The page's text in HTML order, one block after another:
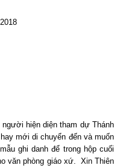
hiện diện tham dự Thánh
mới di chuyển đến và muốn
ghi danh để trong hộp cuối
văn phòng giáo xứ. Xin Thiên